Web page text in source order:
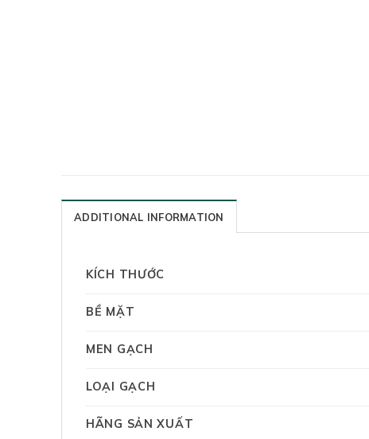
ADDITIONAL INFORMATION
KÍCH THƯỚC
BỀ MẶT
MEN GẠCH
LOẠI GẠCH
HÃNG SẢN XUẤT